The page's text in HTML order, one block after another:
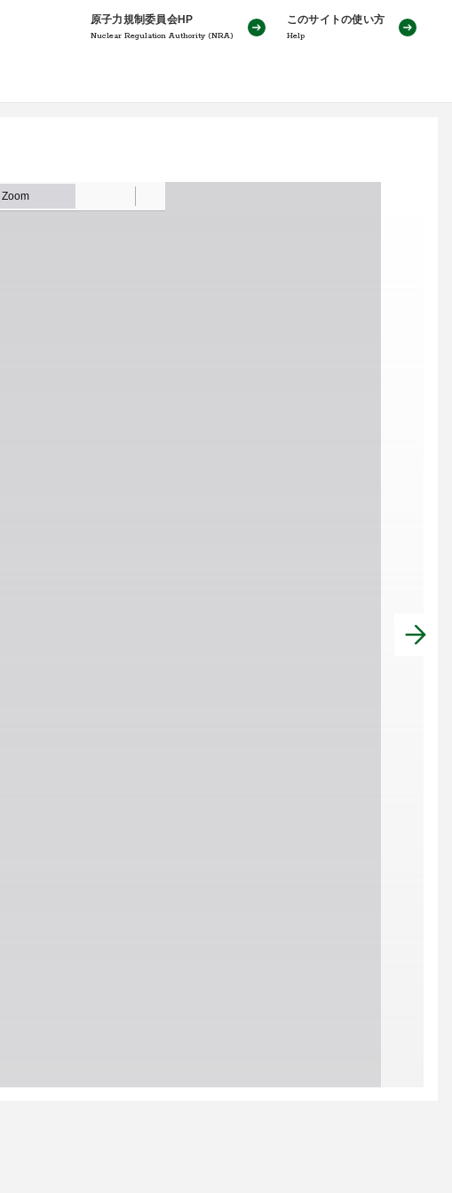
原子力規制委員会HP
Nuclear Regulation Authority (NRA)
このサイトの使い方
Help